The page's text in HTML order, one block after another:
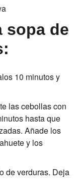
sopa de
10 minutos y
las cebollas con
hasta que
Añade los
y los
de verduras. Deja